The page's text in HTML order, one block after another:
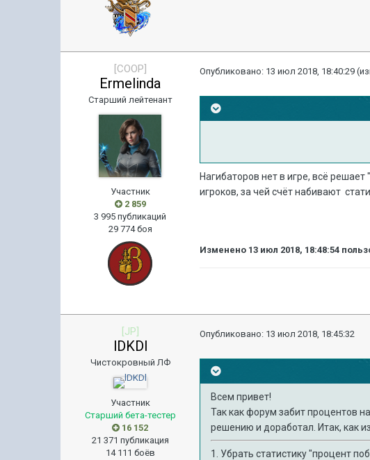
[COOP]
Ermelinda
Старший лейтенант
Участник
2 859
3 995 публикаций
29 774 боя
Опубликовано: 13 июл 2018, 18:40:29
Нагибаторов нет в игре, всё
игроков, за чей счёт набивают
Изменено 13 июл 2018, 18:48:54
[JP]
lDKDl
Чистокровный ЛФ
Участник
Старший бета-тестер
16 152
21 371 публикация
14 111 боёв
Опубликовано: 13 июл 2018, 18:45:32
Всем привет!
Так как форум забит процентов
решению и доработал. Итак, как
1. Убрать статистику "процент